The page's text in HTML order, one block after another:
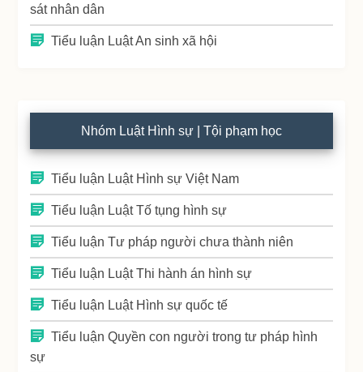
sát nhân dân
Tiểu luận Luật An sinh xã hội
Nhóm Luật Hình sự | Tội phạm học
Tiểu luận Luật Hình sự Việt Nam
Tiểu luận Luật Tố tụng hình sự
Tiểu luận Tư pháp người chưa thành niên
Tiểu luận Luật Thi hành án hình sự
Tiểu luận Luật Hình sự quốc tế
Tiểu luận Quyền con người trong tư pháp hình
sự